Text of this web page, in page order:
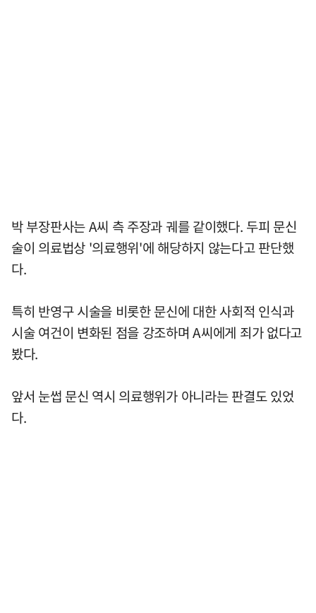
박 부장판사는 A씨 측 주장과 궤를 같이했다. 두피 문신
술이 의료법상 '의료행위'에 해당하지 않는다고 판단했
다.
특히 반영구 시술을 비롯한 문신에 대한 사회적 인식과
시술 여건이 변화된 점을 강조하며 A씨에게 죄가 없다고
봤다.
앞서 눈썹 문신 역시 의료행위가 아니라는 판결도 있었
다.